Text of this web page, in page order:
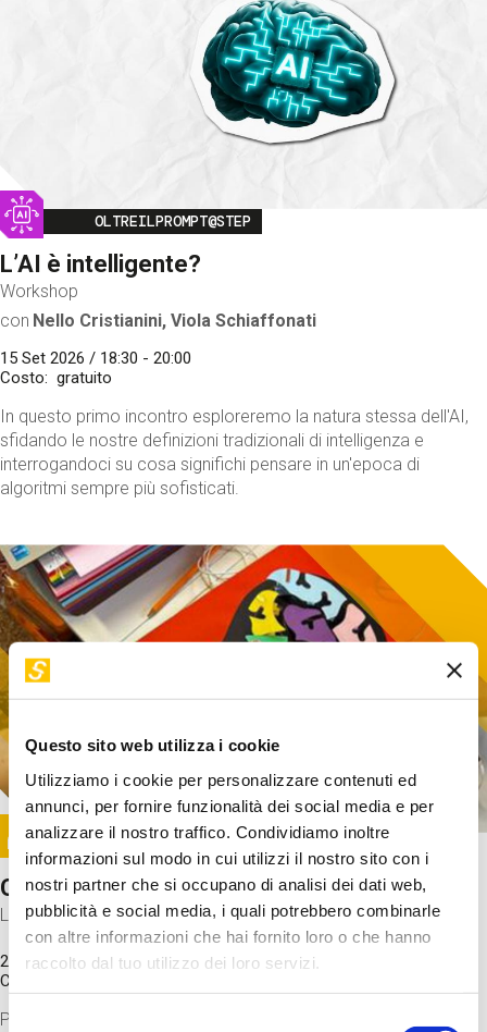
Questo sito web utilizza i cookie
Utilizziamo i cookie per personalizzare contenuti ed
annunci, per fornire funzionalità dei social media e per
analizzare il nostro traffico. Condividiamo inoltre
informazioni sul modo in cui utilizzi il nostro sito con i
nostri partner che si occupano di analisi dei dati web,
pubblicità e social media, i quali potrebbero combinarle
con altre informazioni che hai fornito loro o che hanno
raccolto dal tuo utilizzo dei loro servizi.
Selezione
Image
OLTREILPROMPT@STEP
L’AI è intelligente?
Workshop
con Nello Cristianini, Viola Schiaffonati
15 Set 2026 / 18:30 - 20:00
Costo
gratuito
In questo primo incontro esploreremo la natura stessa dell'AI,
sfidando le nostre definizioni tradizionali di intelligenza e
interrogandoci su cosa significhi pensare in un'epoca di
algoritmi sempre più sofisticati.
Image
SUNDAY@STEP
Come funziona il cervello?
Laboratorio
20 Set 2026 / 11:15 - 13:00
Costo
Proveremo a costruire un cervello in cartoncino cercando di